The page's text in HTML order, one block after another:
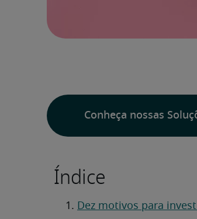
Conheça nossas
Índice
Dez motivos para